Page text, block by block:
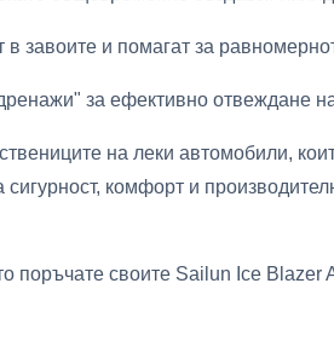
завоите и помагат за
за ефективно отвеждане
на леки автомобили,
комфорт и
поръчате своите Sailun Ice